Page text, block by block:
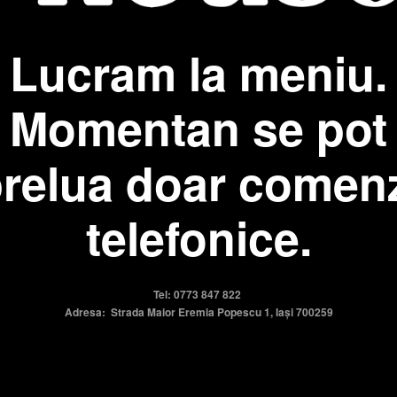
Lucram la meniu.
Momentan se pot
doar
telefonice.
Tel: 0773 847 822
Adresa: Strada Maior Eremia Popescu 1, Iași 700259